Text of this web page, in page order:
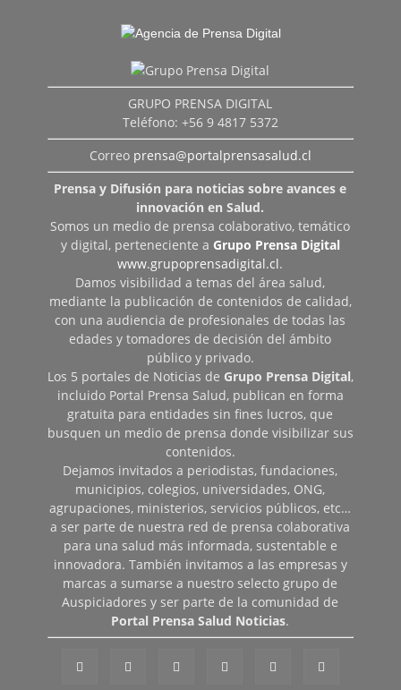
GRUPO PRENSA DIGITAL
Teléfono: +56 9 4817 5372
Correo prensa@portalprensasalud.cl
Prensa y Difusión para noticias sobre avances e
innovación en Salud.
Somos un medio de prensa colaborativo, temático
y digital, perteneciente a Grupo Prensa Digital
www.grupoprensadigital.cl.
Damos visibilidad a temas del área salud,
mediante la publicación de contenidos de calidad,
con una audiencia de profesionales de todas las
edades y tomadores de decisión del ámbito
público y privado.
Los 5 portales de Noticias de Grupo Prensa Digital,
incluido Portal Prensa Salud, publican en forma
gratuita para entidades sin fines lucros, que
busquen un medio de prensa donde visibilizar sus
contenidos.
Dejamos invitados a periodistas, fundaciones,
municipios, colegios, universidades, ONG,
agrupaciones, ministerios, servicios públicos, etc…
a ser parte de nuestra red de prensa colaborativa
para una salud más informada, sustentable e
innovadora. También invitamos a las empresas y
marcas a sumarse a nuestro selecto grupo de
Auspiciadores y ser parte de la comunidad de
Portal Prensa Salud Noticias.